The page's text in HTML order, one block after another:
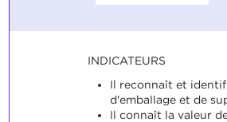
INDICATEURS
Il reconnaît et
d'emballage et de
Il connaît la valeur